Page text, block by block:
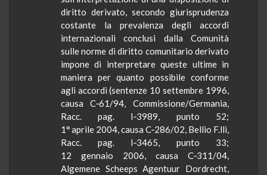
diritto derivato, secondo giurisprudenza
costante la prevalenza degli accordi
internazionali conclusi dalla Comunità
sulle norme di diritto comunitario derivato
impone di interpretare queste ultime in
maniera per quanto possibile conforme
agli accordi (sentenze 10 settembre 1996,
causa C‑61/94, Commissione/Germania,
Racc. pag. I‑3989, punto 52;
1°aprile 2004, causa C‑286/02, Bellio F.lli,
Racc. pag. I‑3465, punto 33;
12 gennaio 2006, causa C‑311/04,
Algemene Scheeps Agentuur Dordrecht,